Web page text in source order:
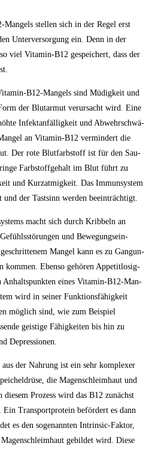
stel­len sich in der Regel erst
Unter­ver­sor­gung ein. Denn in der
viel Vit­amin-B12 gespei­chert, dass der
B12-Man­gels sind Müdig­keit und
der Blut­ar­mut ver­ur­sacht wird. Eine
Infekt­an­fäl­lig­keit und Abwehr­schwä­
an Vit­amin-B12 ver­min­dert die
Der rote Blut­farb­stoff ist für den Sau­
Farb­stoff­ge­halt im Blut führt zu
und Kurz­at­mig­keit. Das Immun­sys­tem
der Tast­sinn wer­den beeinträchtigt.
macht sich durch Krib­beln an
und Bewe­gungs­ein­
Man­gel kann es zu Gang­un­
kom­men. Eben­so gehö­ren Appe­tit­lo­sig­
Anhalts­punk­ten eines Vit­amin-B12-Man­
wird in sei­ner Funk­ti­ons­fä­hig­keit
mög­lich sind, wie zum Bei­spiel
geis­ti­ge Fähig­kei­ten bis hin zu
Depressionen.
der Nah­rung ist ein sehr kom­ple­xer
die Magen­schleim­haut und
Pro­zess wird das B12 zunächst
Trans­port­pro­te­in beför­dert es dann
es den soge­nann­ten Intrin­sic-Fak­tor,
gebil­det wird. Die­se